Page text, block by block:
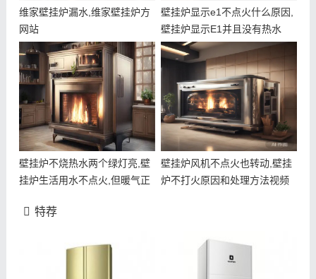
维家壁挂炉漏水,维家壁挂炉方
网站
壁挂炉显示e1不点火什么原因,
壁挂炉显示E1并且没有热水
壁挂炉不烧热水两个绿灯亮,壁
挂炉生活用水不点火,但暖气正
壁挂炉风机不点火也转动,壁挂
炉不打火原因和处理方法视频
特荐